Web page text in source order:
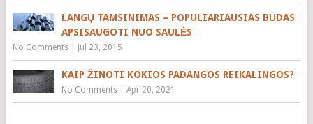
LANGŲ TAMSINIMAS – POPULIARIAUSIAS BŪDAS
APSISAUGOTI NUO SAULĖS
No Comments| Jul 23, 2015
KAIP ŽINOTI KOKIOS PADANGOS REIKALINGOS?
No Comments| Apr 20, 2021